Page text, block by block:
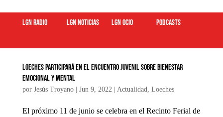
LGN Radio LGN Noticias LGN ocio podcasts
Loeches participará en el Encuentro Juvenil sobre bienestar
emocional y mental
por Jesús Troyano| Jun 9, 2022| Actualidad, Loeches
El próximo 11 de junio se celebra en el Recinto Ferial de